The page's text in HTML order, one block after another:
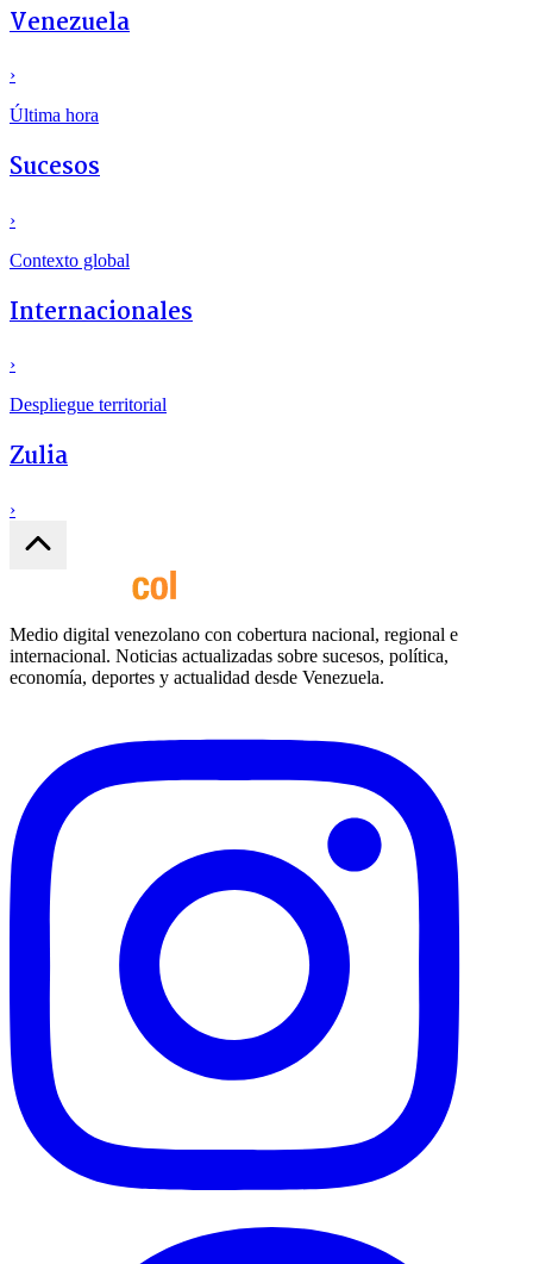
Venezuela
›
Última hora
Sucesos
›
Contexto global
Internacionales
›
Despliegue territorial
Zulia
›
Medio digital venezolano con cobertura nacional, regional e
internacional. Noticias actualizadas sobre sucesos, política,
economía, deportes y actualidad desde Venezuela.